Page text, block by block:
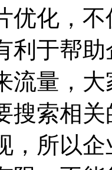
优化，
利于帮
流量，
搜索相
，所以